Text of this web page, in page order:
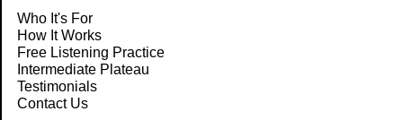
Who It's For
How It Works
Free Listening Practice
Intermediate Plateau
Testimonials
Contact Us